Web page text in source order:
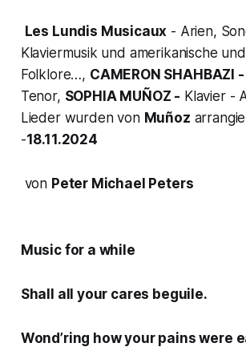
Les Lundis Musicaux - Arien,
Klaviermusik und amerikanische
Folklore…, CAMERON SHAHBAZI -
Tenor, SOPHIA MUÑOZ - Klavier -
Lieder wurden von Muñoz
-18.11.2024
von Peter Michael Peters
Music for a while
Shall all your cares beguile.
Wond’ring how your pains were